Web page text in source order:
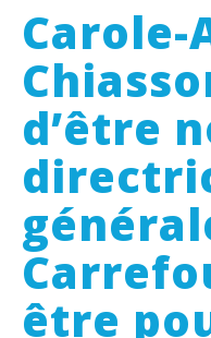
Carole-
d’être
être